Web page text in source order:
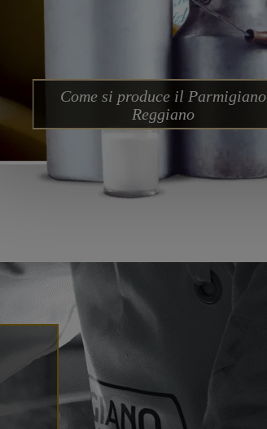
Come si produce il Parmigiano
Reggiano